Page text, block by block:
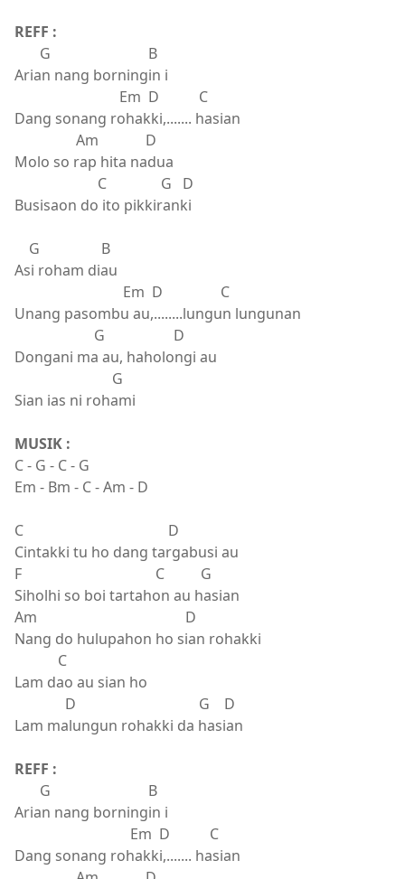
REFF :
G B
Arian nang borningin i
Em D C
Dang sonang rohakki,....... hasian
Am D
Molo so rap hita nadua
C G D
Busisaon do ito pikkiranki
G B
Asi roham diau
Em D C
Unang pasombu au,........lungun lungunan
G D
Dongani ma au, haholongi au
G
Sian ias ni rohami
MUSIK :
C - G - C - G
Em - Bm - C - Am - D
C D
Cintakki tu ho dang targabusi au
F C G
Siholhi so boi tartahon au hasian
Am D
Nang do hulupahon ho sian rohakki
C
Lam dao au sian ho
D G D
Lam malungun rohakki da hasian
REFF :
G B
Arian nang borningin i
Em D C
Dang sonang rohakki,....... hasian